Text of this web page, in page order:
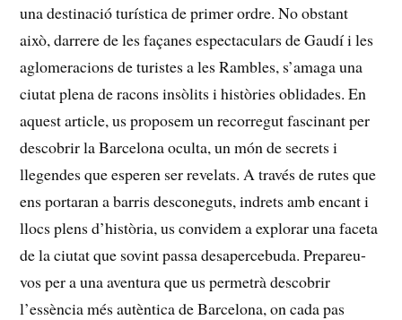
una ⁢destinació turística de primer ordre. No ⁢obstant
això, darrere de⁢ les façanes espectaculars de Gaudí ‌i les
aglomeracions ⁣de ⁣turistes a les Rambles, s’amaga una
ciutat plena​ de⁢ racons insòlits i històries oblidades. En
aquest article, us proposem un recorregut fascinant ⁣per
descobrir la Barcelona oculta, un món ⁤de⁢ secrets ​i
llegendes que esperen‌ ser⁤ revelats. A ​través de rutes que
ens portaran⁤ a barris desconeguts, indrets⁣ amb⁤ encant i
llocs ​plens d’història, us convidem​ a explorar una faceta
de ‍la ciutat‌ que ⁣sovint passa desapercebuda. Prepareu-
vos ⁣per a una‍ aventura que us permetrà descobrir
l’essència més autèntica de Barcelona, on cada⁤ pas